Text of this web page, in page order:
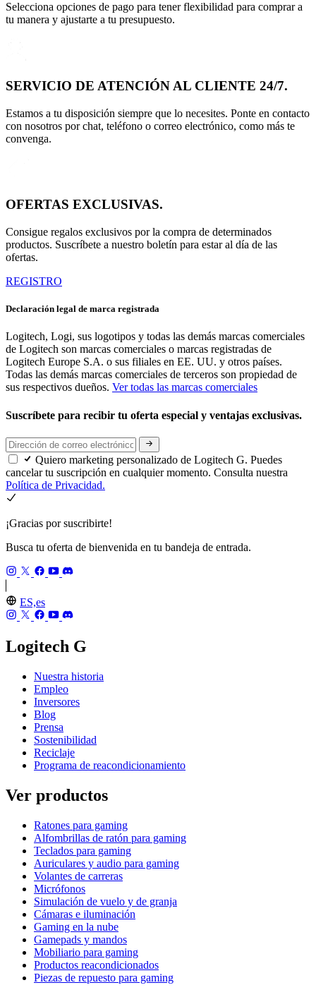
Selecciona opciones de pago para tener flexibilidad para comprar a
tu manera y ajustarte a tu presupuesto.
SERVICIO DE ATENCIÓN AL CLIENTE 24/7.
Estamos a tu disposición siempre que lo necesites. Ponte en contacto
con nosotros por chat, teléfono o correo electrónico, como más te
convenga.
OFERTAS EXCLUSIVAS.
Consigue regalos exclusivos por la compra de determinados
productos. Suscríbete a nuestro boletín para estar al día de las
ofertas.
REGISTRO
Declaración legal de marca registrada
Logitech, Logi, sus logotipos y todas las demás marcas comerciales
de Logitech son marcas comerciales o marcas registradas de
Logitech Europe S.A. o sus filiales en EE. UU. y otros países.
Todas las demás marcas comerciales de terceros son propiedad de
sus respectivos dueños. Ver todas las marcas comerciales
Suscríbete para recibir tu oferta especial y ventajas exclusivas.
Quiero marketing personalizado de Logitech G. Puedes
cancelar tu suscripción en cualquier momento. Consulta nuestra
Política de Privacidad.
¡Gracias por suscribirte!
Busca tu oferta de bienvenida en tu bandeja de entrada.
ES,es
Logitech G
Nuestra historia
Empleo
Inversores
Blog
Prensa
Sostenibilidad
Reciclaje
Programa de reacondicionamiento
Ver productos
Ratones para gaming
Alfombrillas de ratón para gaming
Teclados para gaming
Auriculares y audio para gaming
Volantes de carreras
Micrófonos
Simulación de vuelo y de granja
Cámaras e iluminación
Gaming en la nube
Gamepads y mandos
Mobiliario para gaming
Productos reacondicionados
Piezas de repuesto para gaming